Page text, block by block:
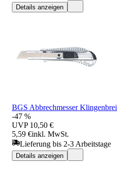
Details anzeigen
BGS Abbrechmesser
-47 %
UVP 10,50 €
5,59 €inkl. MwSt.
Lieferung bis 2-3 Arbeitstage
Details anzeigen